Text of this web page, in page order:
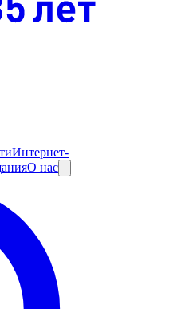
Интернет-
О нас